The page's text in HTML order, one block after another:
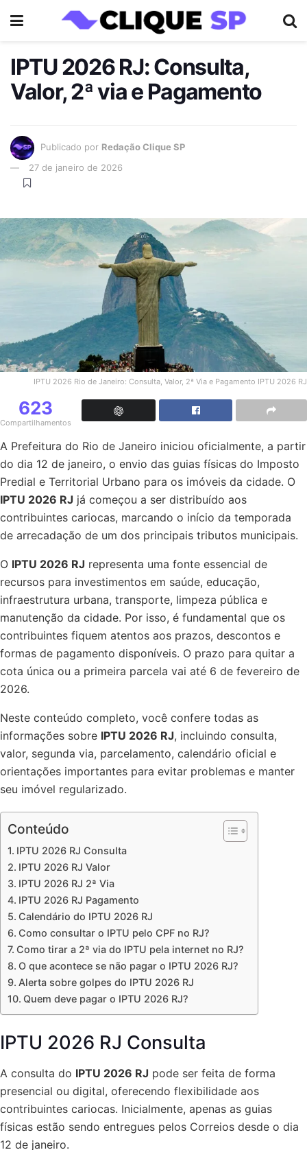
IPTU 2026 RJ: Consulta,
Valor, 2ª via e Pagamento
Publicado por Redação Clique SP
27 de janeiro de 2026
IPTU 2026 Rio de Janeiro: Consulta, Valor, 2ª Via e Pagamento IPTU 2026 RJ
623
Compartilhamentos
A Prefeitura do Rio de Janeiro iniciou oficialmente, a partir
do dia 12 de janeiro, o envio das guias físicas do Imposto
Predial e Territorial Urbano para os imóveis da cidade. O
IPTU 2026 RJ já começou a ser distribuído aos
contribuintes cariocas, marcando o início da temporada
de arrecadação de um dos principais tributos municipais.
O IPTU 2026 RJ representa uma fonte essencial de
recursos para investimentos em saúde, educação,
infraestrutura urbana, transporte, limpeza pública e
manutenção da cidade. Por isso, é fundamental que os
contribuintes fiquem atentos aos prazos, descontos e
formas de pagamento disponíveis. O prazo para quitar a
cota única ou a primeira parcela vai até 6 de fevereiro de
2026.
Neste conteúdo completo, você confere todas as
informações sobre IPTU 2026 RJ, incluindo consulta,
valor, segunda via, parcelamento, calendário oficial e
orientações importantes para evitar problemas e manter
seu imóvel regularizado.
Conteúdo
IPTU 2026 RJ Consulta
IPTU 2026 RJ Valor
IPTU 2026 RJ 2ª Via
IPTU 2026 RJ Pagamento
Calendário do IPTU 2026 RJ
Como consultar o IPTU pelo CPF no RJ?
Como tirar a 2ª via do IPTU pela internet no RJ?
O que acontece se não pagar o IPTU 2026 RJ?
Alerta sobre golpes do IPTU 2026 RJ
Quem deve pagar o IPTU 2026 RJ?
IPTU 2026 RJ Consulta
A consulta do IPTU 2026 RJ pode ser feita de forma
presencial ou digital, oferecendo flexibilidade aos
contribuintes cariocas. Inicialmente, apenas as guias
físicas estão sendo entregues pelos Correios desde o dia
12 de janeiro.